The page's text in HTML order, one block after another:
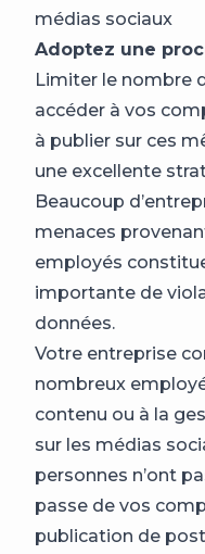
médias sociaux
Adoptez une
Limiter le nombre
accéder à vos
à publier sur ces
une excellente
Beaucoup
menaces
employés
importante de
données.
Votre entreprise
nombreux
contenu ou à la
sur les médias
personnes n’ont
passe de vos
publication de